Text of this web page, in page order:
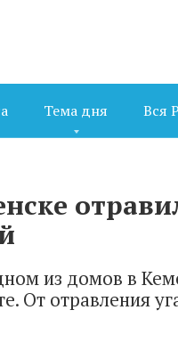
Тема дня Вся
из домов в
От отравления